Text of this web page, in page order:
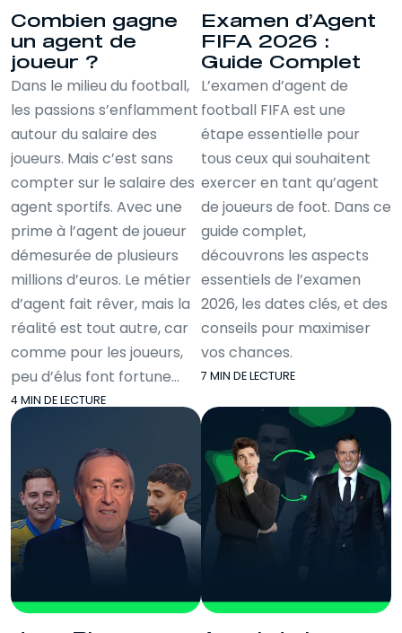
Combien gagne
un agent de
joueur ?
Dans le milieu du football,
les passions s’enflamment
autour du salaire des
joueurs. Mais c’est sans
compter sur le salaire des
agent sportifs. Avec une
prime à l’agent de joueur
démesurée de plusieurs
millions d’euros. Le métier
d’agent fait rêver, mais la
réalité est tout autre, car
comme pour les joueurs,
peu d’élus font fortune…
4 MIN DE LECTURE
Examen d’Agent
FIFA 2026 :
Guide Complet
L’examen d’agent de
football FIFA est une
étape essentielle pour
tous ceux qui souhaitent
exercer en tant qu’agent
de joueurs de foot. Dans ce
guide complet,
découvrons les aspects
essentiels de l’examen
2026, les dates clés, et des
conseils pour maximiser
vos chances.
7 MIN DE LECTURE